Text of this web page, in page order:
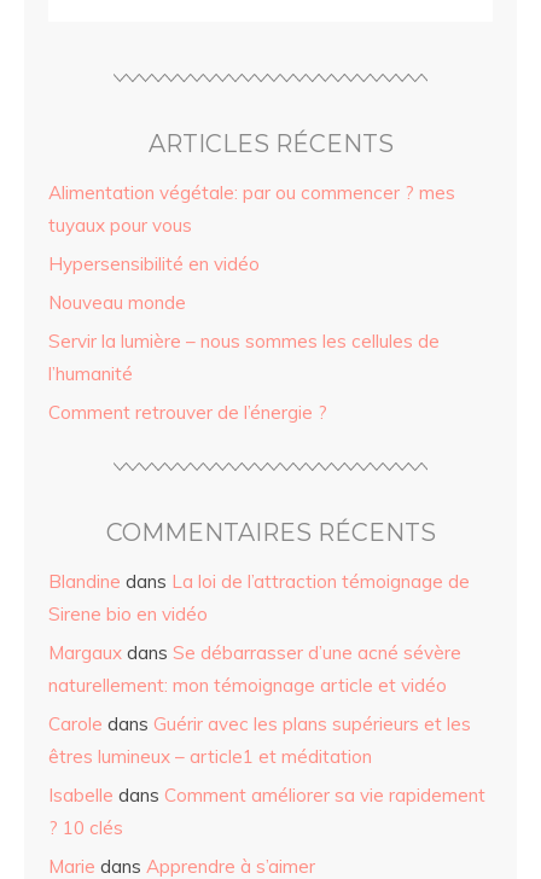
ARTICLES RÉCENTS
Alimentation végétale: par ou commencer ? mes
tuyaux pour vous
Hypersensibilité en vidéo
Nouveau monde
Servir la lumière – nous sommes les cellules de
l’humanité
Comment retrouver de l’énergie ?
COMMENTAIRES RÉCENTS
Blandine dans La loi de l’attraction témoignage de
Sirene bio en vidéo
Margaux dans Se débarrasser d’une acné sévère
naturellement: mon témoignage article et vidéo
Carole dans Guérir avec les plans supérieurs et les
êtres lumineux – article1 et méditation
Isabelle dans Comment améliorer sa vie rapidement
? 10 clés
Marie dans Apprendre à s’aimer